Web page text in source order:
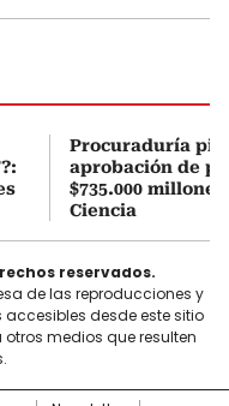
Procuraduría
aprobación de
$735.000
Ciencia
reservados.
de las reproducciones y
desde este sitio
medios que resulten